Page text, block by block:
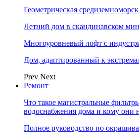
Геометрическая
Летний дом в скандинавском
Многоуровневый лофт с
Дом, адаптированный к
Prev Next
Ремонт
Что такое магистральные
водоснабжения дома и кому они
Полное руководство по